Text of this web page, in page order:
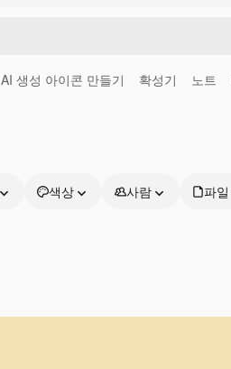
AI 생성 아이콘 만들기 확성기 노트
색상 사람 파